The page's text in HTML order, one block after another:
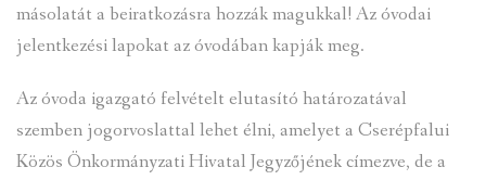
másolatát a beiratkozásra hozzák magukkal! Az óvodai
jelentkezési lapokat az óvodában kapják meg.
Az óvoda igazgató felvételt elutasító határozatával
szemben jogorvoslattal lehet élni, amelyet a Cserépfalui
Közös Önkormányzati Hivatal Jegyzőjének címezve, de a